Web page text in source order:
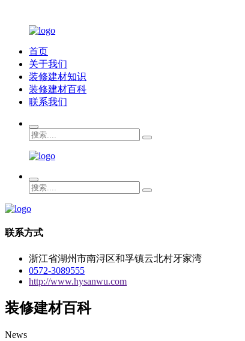
首页
关于我们
装修建材知识
装修建材百科
联系我们
联系方式
浙江省湖州市南浔区和孚镇云北村牙家湾
0572-3089555
http://www.hysanwu.com
装修建材百科
News